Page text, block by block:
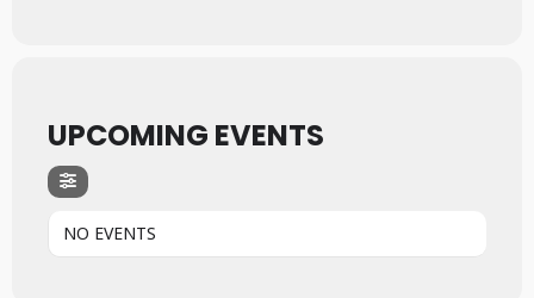
UPCOMING EVENTS
NO EVENTS